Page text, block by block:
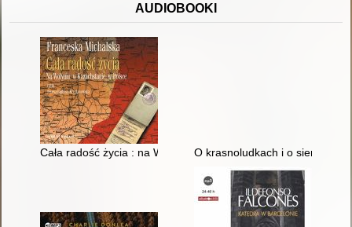
AUDIOBOOKI
Cała radość życia : na Wołyniu, w Kazachstanie, w Polsce
O krasnoludkach i o sierotce